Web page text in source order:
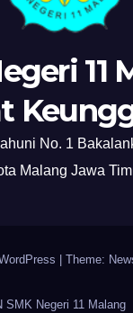
11
No. 1
Malang Jawa
Theme:
SMK Negeri 11 Malang